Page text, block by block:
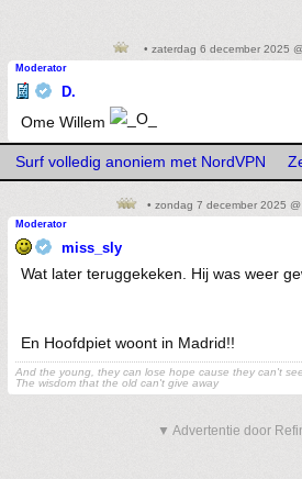
• zaterdag 6 december 2025
Moderator
D.
Ome Willem
Surf volledig anoniem met NordVPN
• zondag 7 december 2025 @
Moderator
miss_sly
Wat later teruggekeken. Hij was weer
En Hoofdpiet woont in Madrid!!
And the young, they can lose hope cause they can't
The wisdom that the old can't give away
▼ Advertentie door